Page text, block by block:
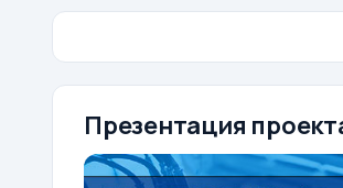
Презентация